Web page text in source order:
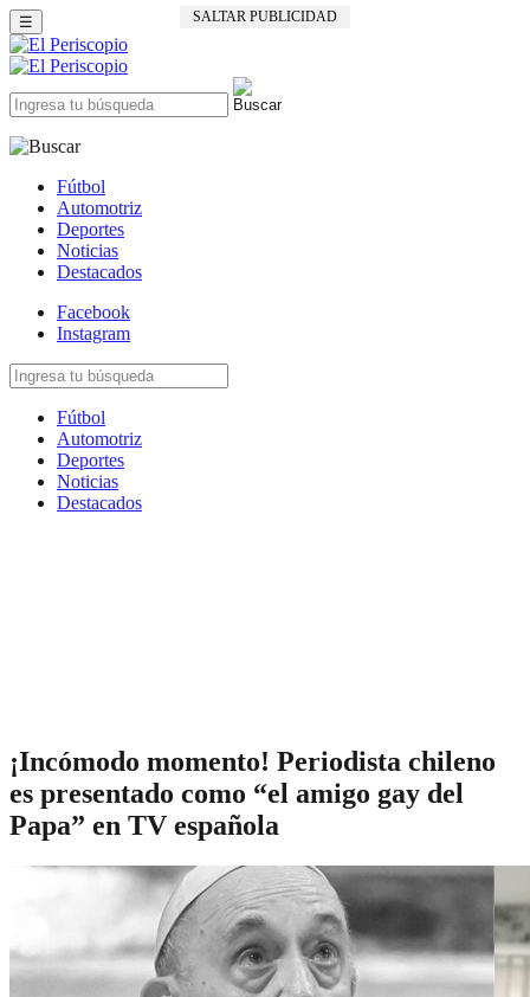
SALTAR PUBLICIDAD
☰
Fútbol
Automotriz
Deportes
Noticias
Destacados
Facebook
Instagram
Fútbol
Automotriz
Deportes
Noticias
Destacados
¡Incómodo momento! Periodista chileno
es presentado como “el amigo gay del
Papa” en TV española